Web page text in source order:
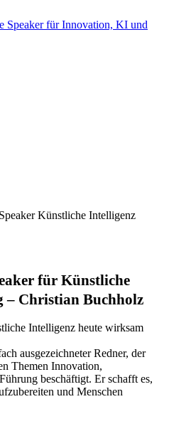
für Künstliche
– Christian Buchholz
Intelligenz heute wirksam
ausgezeichneter Redner, der
Themen Innovation,
beschäftigt. Er schafft es,
und Menschen